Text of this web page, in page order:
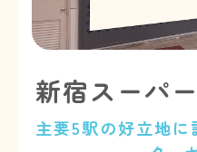
新宿スーパ
主要5駅の好立地